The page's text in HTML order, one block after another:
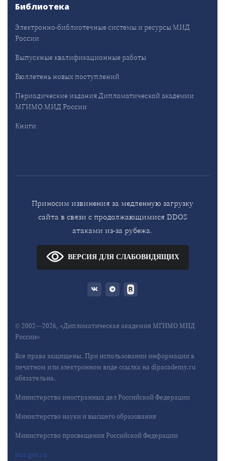
Библиотека
Электронно-библиотечные системы и ресурсы МИД
России
Выпускные квалификационные работы
Бюллетень новых поступлений
Периодические издания Дипломатической академии
МГИМО МИД России
Книги
Приносим извинения за медленную загрузку
сайта в связи с продолжающимися DDOS
атаками из-за рубежа.
ВЕРСИЯ ДЛЯ СЛАБОВИДЯЩИХ
© 2002—2026, «Дипломатическая академия МГИМО МИД
России»
Все права защищены. При использовании информации в
печатном или электронном виде ссылка на dipacademy.ru
обязательна.
Министерство иностранных дел Российской Федерации
Министерство науки и высшего образования
Министерство просвещения Российской Федерации
bus.gov.ru